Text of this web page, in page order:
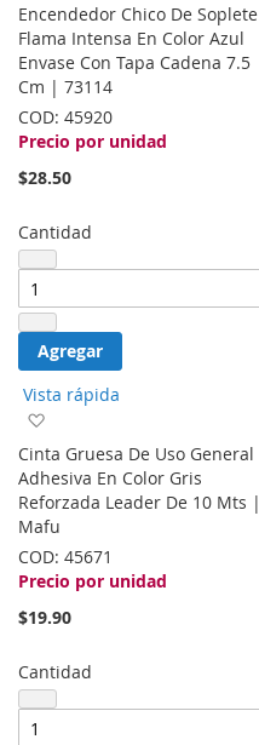
la
lista
de
deseos
Encendedor Chico De Soplete
Flama Intensa En Color Azul
Envase Con Tapa Cadena 7.5
Cm | 73114
COD: 45920
Precio por unidad
$28.50
Cantidad
Agregar
Vista rápida
la
lista
de
deseos
Cinta Gruesa De Uso General
Adhesiva En Color Gris
Reforzada Leader De 10 Mts |
Mafu
COD: 45671
Precio por unidad
$19.90
Cantidad